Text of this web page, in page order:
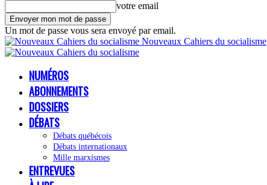
votre email
Un mot de passe vous sera envoyé par email.
Nouveaux Cahiers du socialisme
NUMÉROS
ABONNEMENTS
DOSSIERS
DÉBATS
Débats québécois
Débats internationaux
Mille marxismes
ENTREVUES